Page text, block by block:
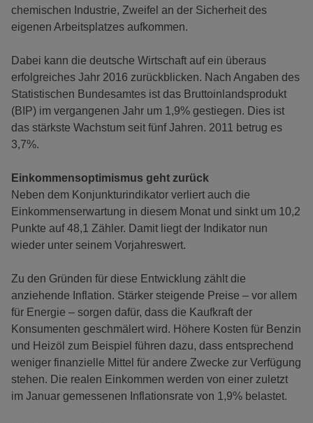
chemischen Industrie, Zweifel an der Sicherheit des
eigenen Arbeitsplatzes aufkommen.
Dabei kann die deutsche Wirtschaft auf ein überaus
erfolgreiches Jahr 2016 zurückblicken. Nach Angaben des
Statistischen Bundesamtes ist das Bruttoinlandsprodukt
(BIP) im vergangenen Jahr um 1,9% gestiegen. Dies ist
das stärkste Wachstum seit fünf Jahren. 2011 betrug es
3,7%.
Einkommensoptimismus geht zurück
Neben dem Konjunkturindikator verliert auch die
Einkommenserwartung in diesem Monat und sinkt um 10,2
Punkte auf 48,1 Zähler. Damit liegt der Indikator nun
wieder unter seinem Vorjahreswert.
Zu den Gründen für diese Entwicklung zählt die
anziehende Inflation. Stärker steigende Preise – vor allem
für Energie – sorgen dafür, dass die Kaufkraft der
Konsumenten geschmälert wird. Höhere Kosten für Benzin
und Heizöl zum Beispiel führen dazu, dass entsprechend
weniger finanzielle Mittel für andere Zwecke zur Verfügung
stehen. Die realen Einkommen werden von einer zuletzt
im Januar gemessenen Inflationsrate von 1,9% belastet.